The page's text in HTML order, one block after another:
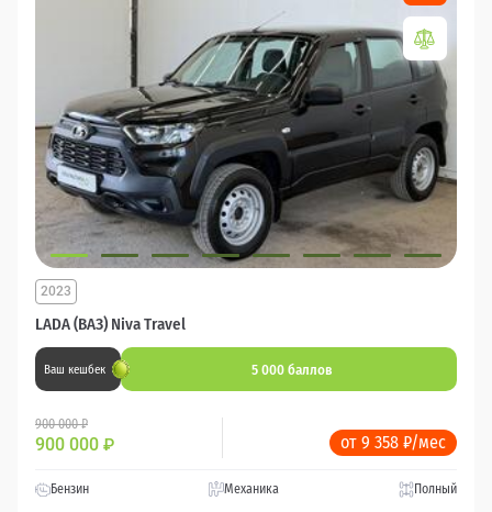
LADA (ВАЗ) Niva Travel
2023
Ваш кешбек 5 000 баллов
900 000 ₽
900 000 ₽ от 9 358 ₽/мес
Бензин Механика Полный